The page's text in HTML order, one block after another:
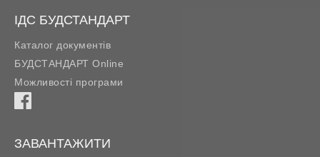
ІДС БУДСТАНДАРТ
Каталог документів
БУДСТАНДАРТ Online
Можливості програми
ЗАВАНТАЖИТИ